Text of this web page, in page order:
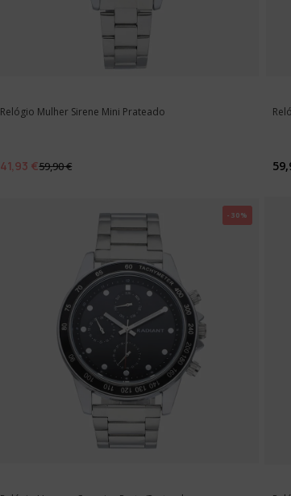
Relógio Mulher Sirene Mini Prateado
59,90 €
41,93 €
-30%